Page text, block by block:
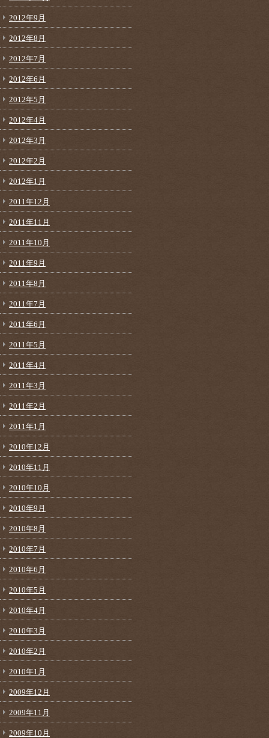
2012年9月
2012年8月
2012年7月
2012年6月
2012年5月
2012年4月
2012年3月
2012年2月
2012年1月
2011年12月
2011年11月
2011年10月
2011年9月
2011年8月
2011年7月
2011年6月
2011年5月
2011年4月
2011年3月
2011年2月
2011年1月
2010年12月
2010年11月
2010年10月
2010年9月
2010年8月
2010年7月
2010年6月
2010年5月
2010年4月
2010年3月
2010年2月
2010年1月
2009年12月
2009年11月
2009年10月